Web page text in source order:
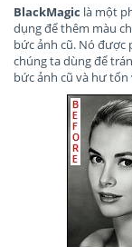
BlackMagic là một
dụng để thêm màu
bức ảnh cũ. Nó
chúng ta dùng để
bức ảnh cũ và hư tổn